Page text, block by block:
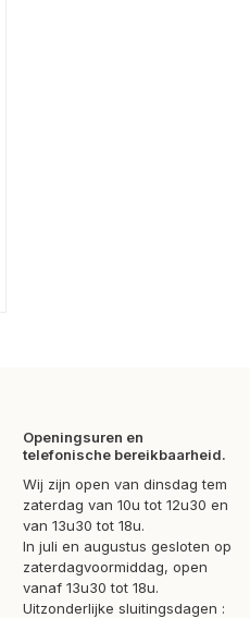
Openingsuren en
telefonische bereikbaarheid.
Wij zijn open van dinsdag tem
zaterdag van 10u tot 12u30 en
van 13u30 tot 18u.
In juli en augustus gesloten op
zaterdagvoormiddag, open
vanaf 13u30 tot 18u.
Uitzonderlijke sluitingsdagen :